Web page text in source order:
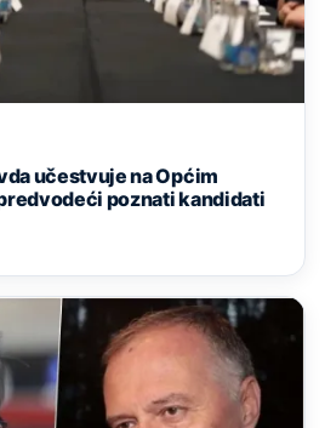
učestvuje na Općim
poznati kandidati